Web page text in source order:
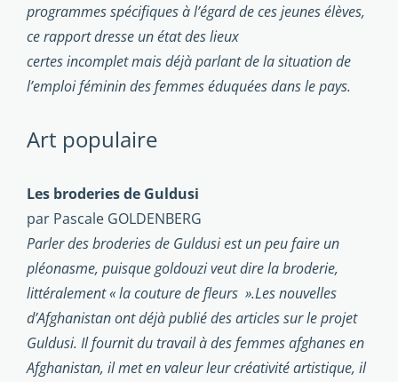
programmes spécifiques à l’égard de ces jeunes élèves,
ce rapport dresse un état des lieux
certes incomplet mais déjà parlant de la situation de
l’emploi féminin des femmes éduquées dans le pays.
Art populaire
Les broderies de Guldusi
par Pascale GOLDENBERG
Parler des broderies de Guldusi est un peu faire un
pléonasme, puisque goldouzi veut dire la broderie,
littéralement « la couture de fleurs ».Les nouvelles
d’Afghanistan ont déjà publié des articles sur le projet
Guldusi. Il fournit du travail à des femmes afghanes en
Afghanistan, il met en valeur leur créativité artistique, il